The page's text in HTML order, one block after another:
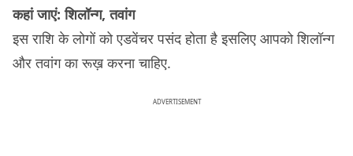
कहां जाएं: शिलॉन्ग, तवांग
इस राशि के लोगों को एडवेंचर पसंद होता है इसलिए आपको शिलॉन्ग
और तवांग का रूख़ करना चाहिए.
ADVERTISEMENT